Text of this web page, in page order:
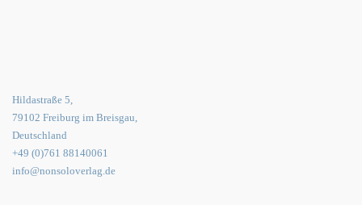
Hildastraße 5,
79102 Freiburg im Breisgau,
Deutschland
+49 (0)761 88140061
info@nonsoloverlag.de